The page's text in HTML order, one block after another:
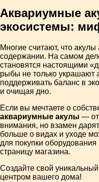
Аквариумные
экосистемы:
Многие считают, что
содержании. На самом
становятся настоящими
рыбы не только украшают
поддерживать баланс в
и очищая дно.
Если вы мечтаете о
аквариумные акулы —
внимания, но взамен
больше о видах и уходе
для покупки
страницу магазина.
Создайте свой
центром вашего дома!